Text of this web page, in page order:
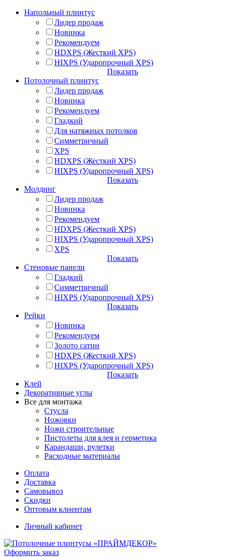
Напольный плинтус
Лидер продаж
Новинка
Рекомендуем
HDXPS (Жесткий XPS)
HIXPS (Ударопрочный XPS)
Показать
Потолочный плинтус
Лидер продаж
Новинка
Рекомендуем
Гладкий
Для натяжных потолков
Симметричный
XPS
HDXPS (Жесткий XPS)
HIXPS (Ударопрочный XPS)
Показать
Молдинг
Лидер продаж
Новинка
Рекомендуем
HDXPS (Жесткий XPS)
HIXPS (Ударопрочный XPS)
XPS
Показать
Стеновые панели
Гладкий
Симметричный
HIXPS (Ударопрочный XPS)
Показать
Рейки
Новинка
Рекомендуем
Золото сатин
HDXPS (Жесткий XPS)
HIXPS (Ударопрочный XPS)
Показать
Клей
Декоративные углы
Все для монтажа
Стусла
Ножовки
Ножи строительные
Пистолеты для клея и герметика
Карандаши, рулетки
Расходные материалы
Оплата
Доставка
Самовывоз
Скидки
Оптовым клиентам
Личный кабинет
Оформить заказ